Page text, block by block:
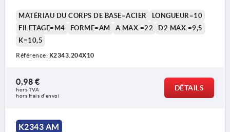
MATÉRIAU DU CORPS DE BASE=ACIER
LONGUEUR=10
FILETAGE=M4
FORME=AM A MAX.=22
D2 MAX.=9,5
K=10,5
Référence: K2343.204X10
0,98 €
hors TVA
hors frais d’envoi
DÉTAILS
K2343 AM